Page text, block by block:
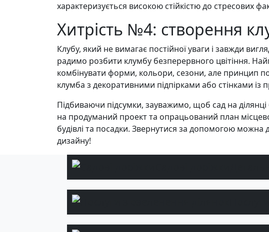
характеризується високою стійкістю до стресових
Хитрість №4: створення
Клубу, який не вимагає постійної уваги і завжди
радимо розбити клумбу безперервного цвітіння.
комбінувати форми, кольори, сезони, але принцип
клумба з декоративними підпірками або стінками
Підбиваючи підсумки, зауважимо, щоб сад на
на продуманий проект та опрацьований план
будівлі та посадки. Звернутися за допомогою
дизайну!